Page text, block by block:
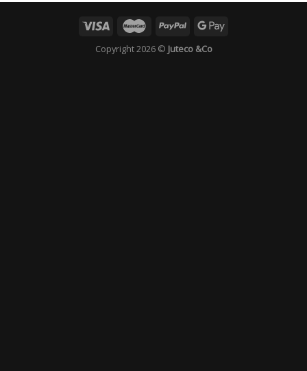
Copyright 2026 © Juteco &Co